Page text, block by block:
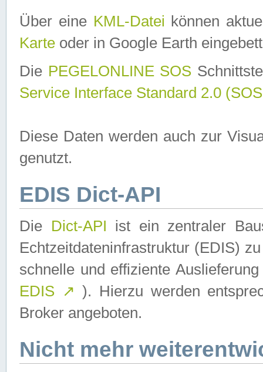
Über eine KML-Datei können
Karte oder in Google Earth
Die PEGELONLINE SOS
Service Interface Standard 2.0
Diese Daten werden auch zur
genutzt.
EDIS Dict-API
Die Dict-API ist ein zentraler
Echtzeitdateninfrastruktur (EDIS)
schnelle und effiziente
EDIS ↗ ). Hierzu werden
Broker angeboten.
Nicht mehr